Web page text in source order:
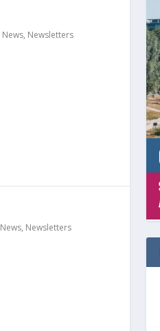
News, Newsletters
News, Newsletters